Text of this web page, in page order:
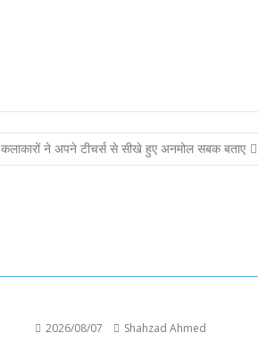
कलाकारों ने अपने टीचर्स से सीखे हुए अनमोल सबक बताए
2026/08/07 Shahzad Ahmed